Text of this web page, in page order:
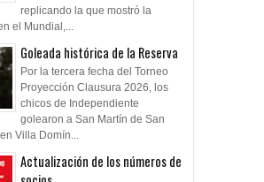
replicando la que mostró la
el Mundial,...
Goleada histórica de la Reserva
Por la tercera fecha del Torneo
Proyección Clausura 2026, los
chicos de Independiente
golearon a San Martín de San
Villa Domín...
Actualización de los números de